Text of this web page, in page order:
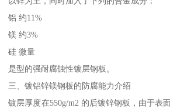
铝 约11%
镁 约3%
硅 微量
是型的强耐腐蚀性镀层钢板。
三、镀铝锌镁钢板的防腐能力介绍
镀层厚度在550g/m2 的后镀锌钢板，由于表